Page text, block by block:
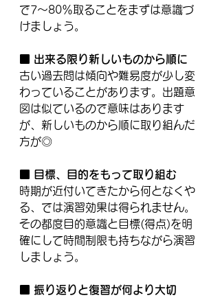
で7～80％取ることをまずは意識づ
けましょう。
■ 出来る限り新しいものから順に
古い過去問は傾向や難易度が少し変
わっていることがあります。出題意
図は似ているので意味はあります
が、新しいものから順に取り組んだ
方が◎
■ 目標、目的をもって取り組む
時期が近付いてきたから何となくや
る、では演習効果は得られません。
その都度目的意識と目標(得点)を明
確にして時間制限も持ちながら演習
しましょう。
■ 振り返りと復習が何より大切